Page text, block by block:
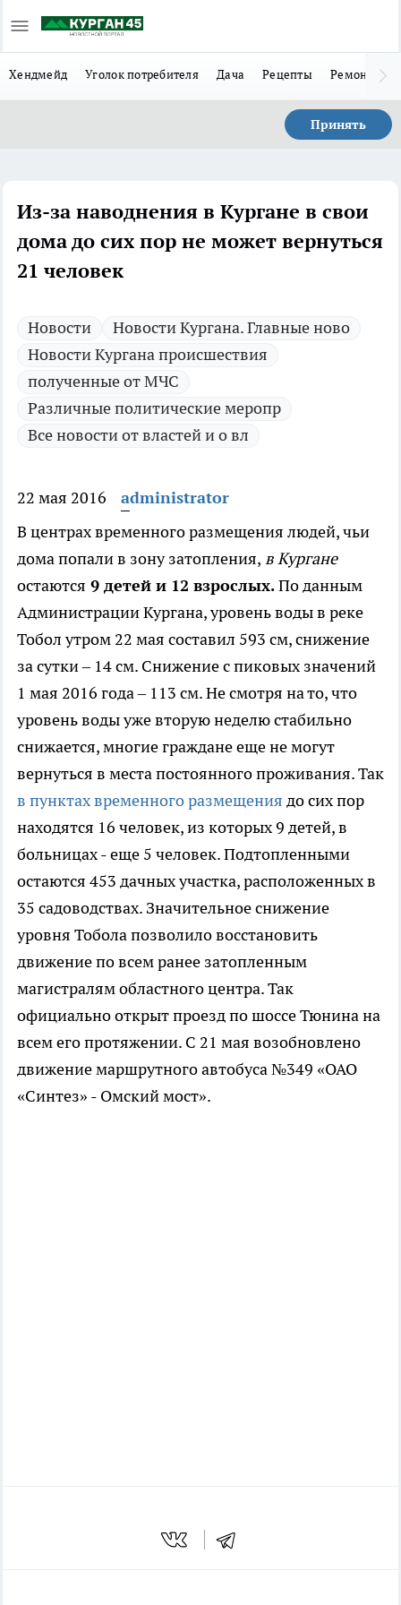
Хендмейд Уголок потребителя Дача Рецепты Ремонт
Принять
Из-за наводнения в Кургане в свои
дома до сих пор не может вернуться
21 человек
Новости
Новости Кургана. Главные ново
Новости Кургана происшествия
полученные от МЧС
Различные политические меропр
Все новости от властей и о вл
22 мая 2016
administrator
В центрах временного размещения людей, чьи
дома попали в зону затопления, в Кургане
остаются 9 детей и 12 взрослых.По данным
Администрации Кургана, уровень воды в реке
Тобол утром 22 мая составил 593 см, снижение
за сутки – 14 см. Снижение с пиковых значений
1 мая 2016 года – 113 см. Не смотря на то, что
уровень воды уже вторую неделю стабильно
снижается, многие граждане еще не могут
вернуться в места постоянного проживания. Так
в пунктах временного размещения до сих пор
находятся 16 человек, из которых 9 детей, в
больницах - еще 5 человек. Подтопленными
остаются 453 дачных участка, расположенных в
35 садоводствах. Значительное снижение
уровня Тобола позволило восстановить
движение по всем ранее затопленным
магистралям областного центра. Так
официально открыт проезд по шоссе Тюнина на
всем его протяжении. С 21 мая возобновлено
движение маршрутного автобуса №349 «ОАО
«Синтез» - Омский мост».